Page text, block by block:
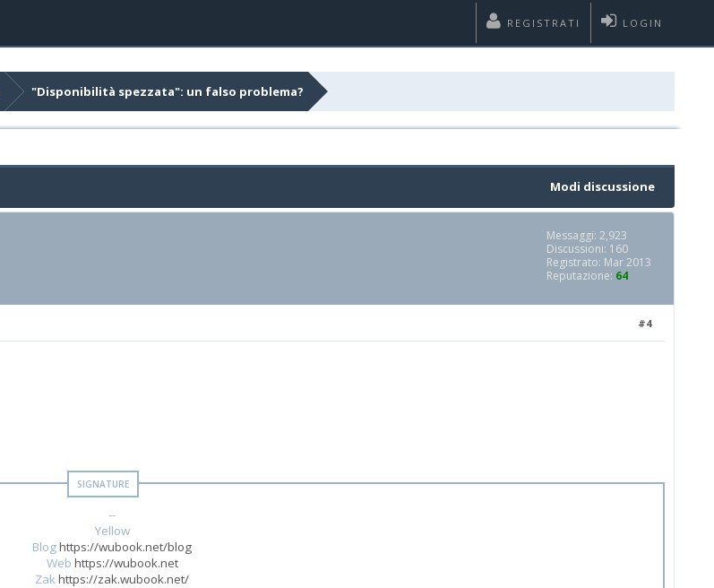
LOGIN
REGISTRATI
"Disponibilità spezzata": un falso problema?
Modi discussione
Messaggi: 2,923
Discussioni: 160
Registrato: Mar 2013
Reputazione: 64
#4
--
Yellow
Bloghttps://wubook.net/blog
Web https://wubook.net
Zakhttps://zak.wubook.net/